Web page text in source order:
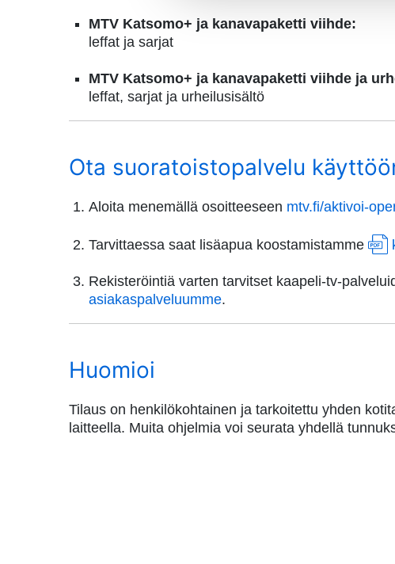
MTV Katsomo+ ja kanavapaketti viihde:
leffat ja sarjat
MTV Katsomo+ ja kanavapaketti viihde ja
leffat, sarjat ja urheilusisältö
Ota suoratoistopalvelu
Aloita menemällä osoitteeseen mtv.fi/aktivoi-
Tarvittaessa saat lisäapua koostamistamme
Rekisteröintiä varten tarvitset kaapeli-tv-
asiakaspalveluumme.
Huomioi
Tilaus on henkilökohtainen ja tarkoitettu yhden
laitteella. Muita ohjelmia voi seurata yhdellä